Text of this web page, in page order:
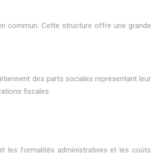
commun. Cette structure offre une grande
des parts sociales représentant leur
fiscales.
les formalités administratives et les coûts